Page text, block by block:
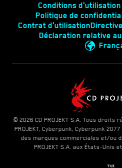
Conditions
Politique de
Contrat d'utilisation
Déclaration relative
© 2026 CD PROJEKT S.A. Tous droits
PROJEKT, Cyberpunk, Cyberpunk
des marques commerciales et/ou
PROJEKT S.A. aux États-Unis